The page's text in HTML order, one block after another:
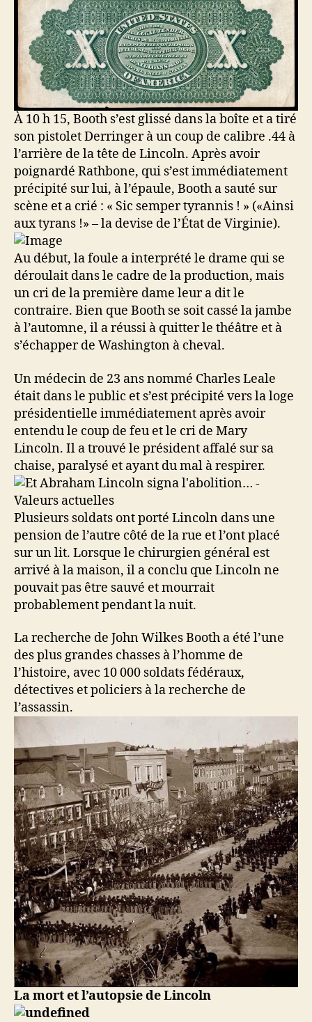
À 10 h 15, Booth s’est glissé dans la boîte et a tiré
son pistolet Derringer à un coup de calibre .44 à
l’arrière de la tête de Lincoln. Après avoir
poignardé Rathbone, qui s’est immédiatement
précipité sur lui, à l’épaule, Booth a sauté sur
scène et a crié : « Sic semper tyrannis ! » («Ainsi
aux tyrans !» – la devise de l’État de Virginie).
Au début, la foule a interprété le drame qui se
déroulait dans le cadre de la production, mais
un cri de la première dame leur a dit le
contraire. Bien que Booth se soit cassé la jambe
à l’automne, il a réussi à quitter le théâtre et à
s’échapper de Washington à cheval.
Un médecin de 23 ans nommé Charles Leale
était dans le public et s’est précipité vers la loge
présidentielle immédiatement après avoir
entendu le coup de feu et le cri de Mary
Lincoln. Il a trouvé le président affalé sur sa
chaise, paralysé et ayant du mal à respirer.
Plusieurs soldats ont porté Lincoln dans une
pension de l’autre côté de la rue et l’ont placé
sur un lit. Lorsque le chirurgien général est
arrivé à la maison, il a conclu que Lincoln ne
pouvait pas être sauvé et mourrait
probablement pendant la nuit.
La recherche de John Wilkes Booth a été l’une
des plus grandes chasses à l’homme de
l’histoire, avec 10 000 soldats fédéraux,
détectives et policiers à la recherche de
l’assassin.
La mort et l’autopsie de Lincoln